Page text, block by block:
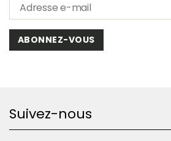
ABONNEZ-VOUS
Suivez-nous